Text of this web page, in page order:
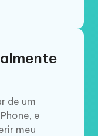
de um
e
meu